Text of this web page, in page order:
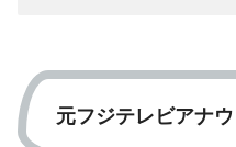
元フジテレビアナ